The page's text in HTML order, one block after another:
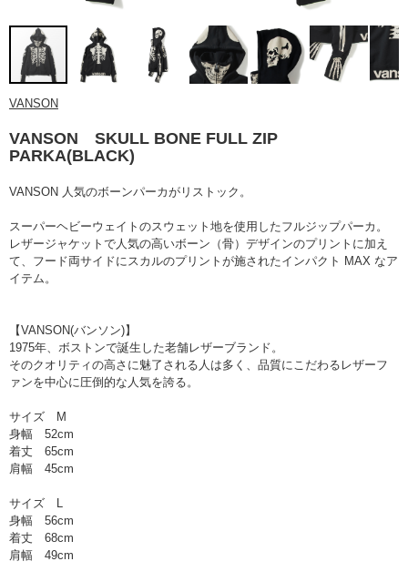
VANSON
VANSON SKULL BONE FULL ZIP
PARKA(BLACK)
VANSON 人気のボーンパーカがリストック。
スーパーヘビーウェイトのスウェット地を使用したフルジップパーカ。
レザージャケットで人気の高いボーン（骨）デザインのプリントに加え
て、フード両サイドにスカルのプリントが施されたインパクト MAX なア
イテム。
【VANSON(バンソン)】
1975年、ボストンで誕生した老舗レザーブランド。
そのクオリティの高さに魅了される人は多く、品質にこだわるレザーフ
ァンを中心に圧倒的な人気を誇る。
サイズ M
身幅 52cm
着丈 65cm
肩幅 45cm
サイズ L
身幅 56cm
着丈 68cm
肩幅 49cm